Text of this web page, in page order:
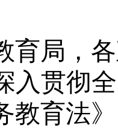
育局 ，
入贯彻
教育法